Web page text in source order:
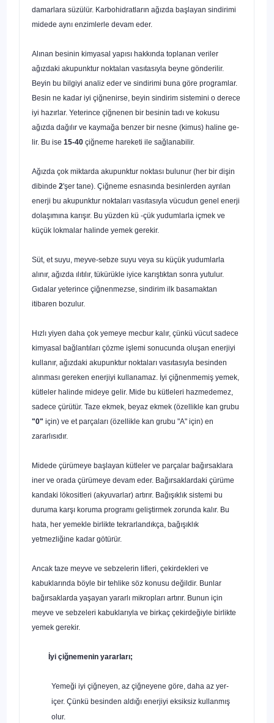
damarlara süzülür. Karbohidratların ağız­da başlayan sindirimi
midede aynı enzimlerle devam eder.
Alınan besinin kimyasal yapısı hakkında toplanan veriler
ağızdaki aku­punktur noktalan vasıtasıyla beyne gönderilir.
Beyin bu bilgiyi analiz eder ve sindirimi buna göre programlar.
Besin ne kadar iyi çiğnenirse, beyin sindirim sistemini o derece
iyi hazırlar. Yeterince çiğnenen bir besinin ta­dı ve kokusu
ağızda dağılır ve kaymağa benzer bir nesne (kimus) haline ge­
lir. Bu ise 15-40 çiğneme hareketi ile sağlanabilir.
Ağızda çok miktarda akupunktur noktası bulunur (her bir dişin
dibinde 2'şer tane). Çiğneme esnasında besinlerden ayrılan
enerji bu akupunktur noktaları vasıtasıyla vücudun genel enerji
dolaşımına karışır. Bu yüzden kü -çük yudumlarla içmek ve
küçük lokmalar halinde yemek gerekir.
Süt, et suyu, meyve-sebze suyu veya su küçük yudumlarla
alınır, ağızda ılıtılır, tükürükle iyice karıştıktan sonra yutulur.
Gıdalar yeterince çiğnenmezse, sindirim ilk basamaktan
itibaren bozulur.
Hızlı yiyen daha çok yemeye mecbur kalır, çünkü vücut sadece
kimya­sal bağlantıları çözme işlemi sonucunda oluşan enerjiyi
kullanır, ağızdaki akupunktur noktaları vasıtasıyla besinden
alınması gereken enerjiyi kullanamaz. İyi çiğnenmemiş yemek,
kütleler halinde mideye gelir. Mide bu kütleleri hazmedemez,
sadece çürütür. Taze ekmek, beyaz ekmek (özellikle kan grubu
"0" için) ve et parçaları (özellikle kan grubu "A" için) en
zararlısıdır.
Midede çürümeye başlayan kütleler ve parçalar bağırsaklara
iner ve ora­da çürümeye devam eder. Bağırsaklardaki çürüme
kandaki lökositleri (ak­yuvarlar) artırır. Bağışıklık sistemi bu
duruma karşı koruma programı geliş­tirmek zorunda kalır. Bu
hata, her yemekle birlikte tekrarlandıkça, bağışıklık
yetmezliğine kadar götürür.
Ancak taze meyve ve sebzelerin lifleri, çekirdekleri ve
kabuklarında böyle bir tehlike söz konusu değildir. Bunlar
bağırsaklarda yaşayan yararlı mikropları artırır. Bunun için
meyve ve sebzeleri kabuklarıyla ve birkaç çe­kirdeğiyle birlikte
yemek gerekir.
İyi çiğnemenin yararları;
Yemeği iyi çiğneyen, az çiğneyene göre, daha az yer-
içer. Çünkü besinden aldığı enerjiyi eksiksiz kullanmış
olur.